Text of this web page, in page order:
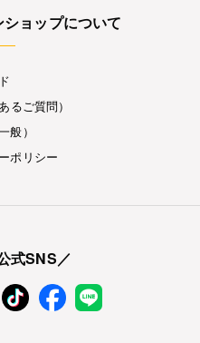
ョップについて
るご質問）
般）
ポリシー
式SNS／